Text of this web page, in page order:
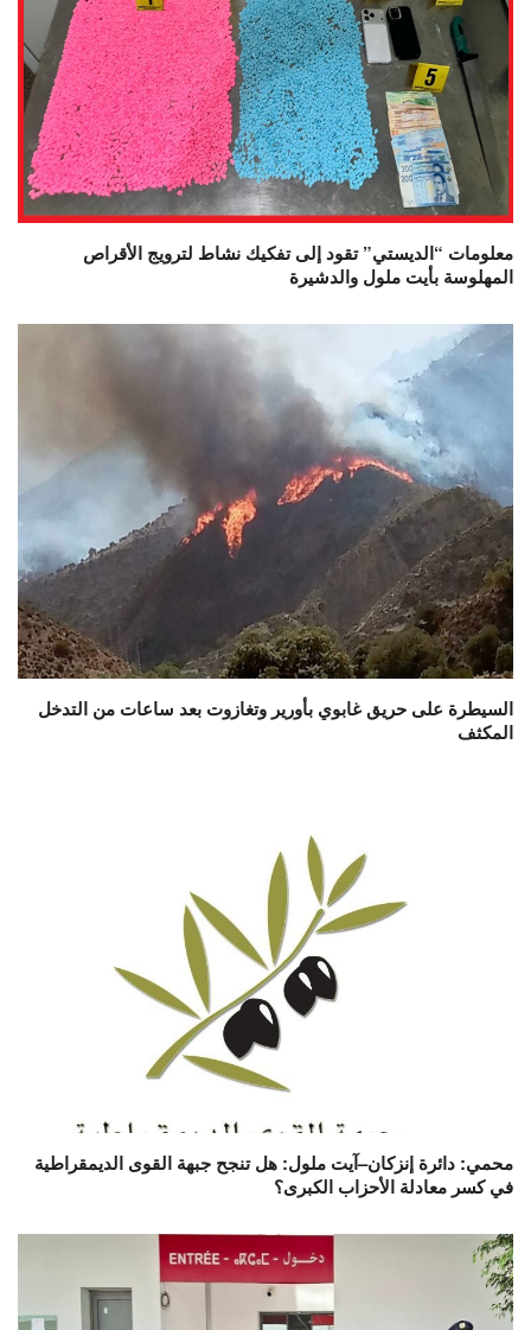
معلومات “الديستي” تقود إلى تفكيك نشاط لترويج الأقراص
المهلوسة بأيت ملول والدشيرة
السيطرة على حريق غابوي بأورير وتغازوت بعد ساعات من التدخل
المكثف
محمي: دائرة إنزكان–آيت ملول: هل تنجح جبهة القوى الديمقراطية
في كسر معادلة الأحزاب الكبرى؟